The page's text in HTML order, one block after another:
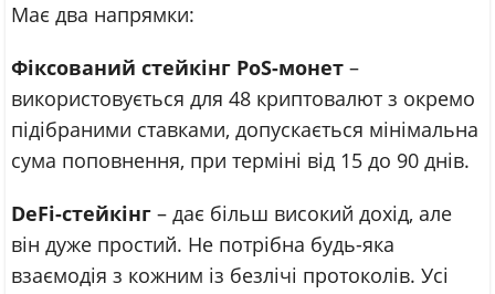
Має два напрямки:
Фіксований стейкінг PoS-монет –
використовується для 48 криптовалют з окремо
підібраними ставками, допускається мінімальна
сума поповнення, при терміні від 15 до 90 днів.
DeFi-стейкінг – дає більш високий дохід, але
він дуже простий. Не потрібна будь-яка
взаємодія з кожним із безлічі протоколів. Усі